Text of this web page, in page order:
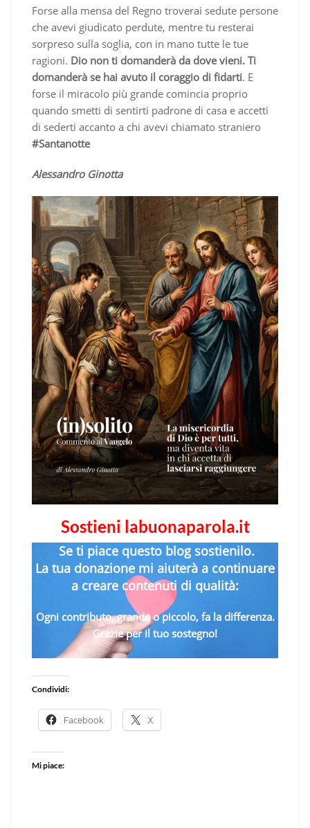
Forse alla mensa del Regno troverai sedute persone
che avevi giudicato perdute, mentre tu resterai
sorpreso sulla soglia, con in mano tutte le tue
ragioni. Dio non ti domanderà da dove vieni. Ti
domanderà se hai avuto il coraggio di fidarti. E
forse il miracolo più grande comincia proprio
quando smetti di sentirti padrone di casa e accetti
di sederti accanto a chi avevi chiamato straniero
#Santanotte
Alessandro Ginotta
Sostieni labuonaparola.it
Se ti piace questo blog sostienilo.
La tua donazione mi aiuterà a continuare
a creare contenuti di qualità:
Ogni contributo, grande o piccolo, fa la differenza.
Grazie per il tuo sostegno!
Condividi:
Facebook X
Mi piace: